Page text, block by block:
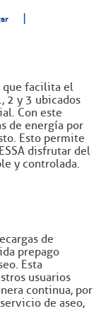
|
que facilita el
2 y 3 ubicados
Con este
de energía por
Esto permite
disfrutar del
y controlada.
de
prepago
Esta
usuarios
continua, por
de aseo,